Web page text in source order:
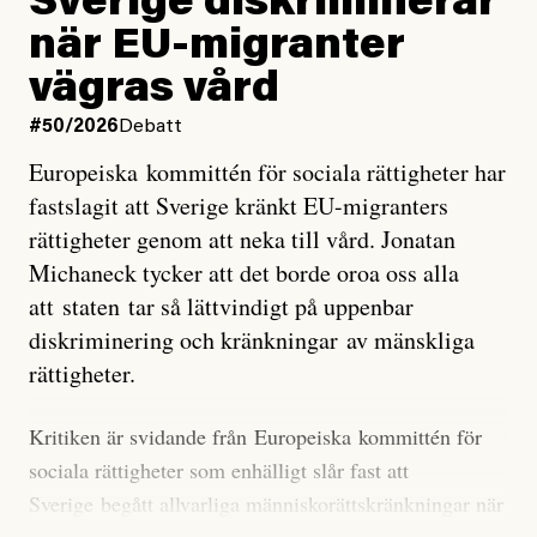
väderfenomen som uppstår när havsvattnet i delar av
Stilla havet blir ovanligt varmt. Det påverkar vädret
över stora delar av världen och under
forskare allt oftare varnat för att den här El Niñon
Det verkar vara en underdrift, menar nu Zeke
Hausfather.
”Det ser ut som att årets El Niño inte bara med stor
sannolikhet kommer att bli den starkaste sedan
tillförlitliga mätningar inleddes – den kan till och med
marginal”, skriver han.
Styrkan i El Niño går att förutspå genom att mäta
när EU-migranter
vägras vård
#50/2026 Debatt
Europeiska kommittén för sociala rättigheter har
fastslagit att Sverige kränkt EU-migranters
rättigheter genom att neka till vård. Jonatan
Michaneck tycker att det borde oroa oss alla
att staten tar så lättvindigt på uppenbar
diskriminering och kränkningar av mänskliga
rättigheter.
Kritiken är svidande från Europeiska kommittén för
sociala rättigheter som enhälligt slår fast att
Sverige begått allvarliga människorättskränkningar när